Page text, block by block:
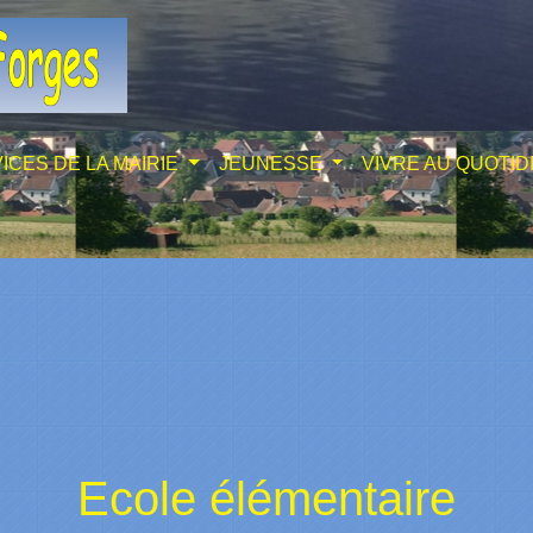
DE LA MAIRIE JEUNESSE VIVRE AU
Ecole élémentaire